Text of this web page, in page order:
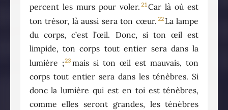
percent les murs pour voler. 21 Car là où est
ton trésor, là aussi sera ton cœur. 22 La lampe
du corps, c’est l’œil. Donc, si ton œil est
limpide, ton corps tout entier sera dans la
lumière ;23 mais si ton œil est mauvais, ton
corps tout entier sera dans les ténèbres. Si
donc la lumière qui est en toi est ténèbres,
comme elles seront grandes, les ténèbres